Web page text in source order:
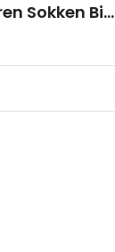
Sokken Bi...